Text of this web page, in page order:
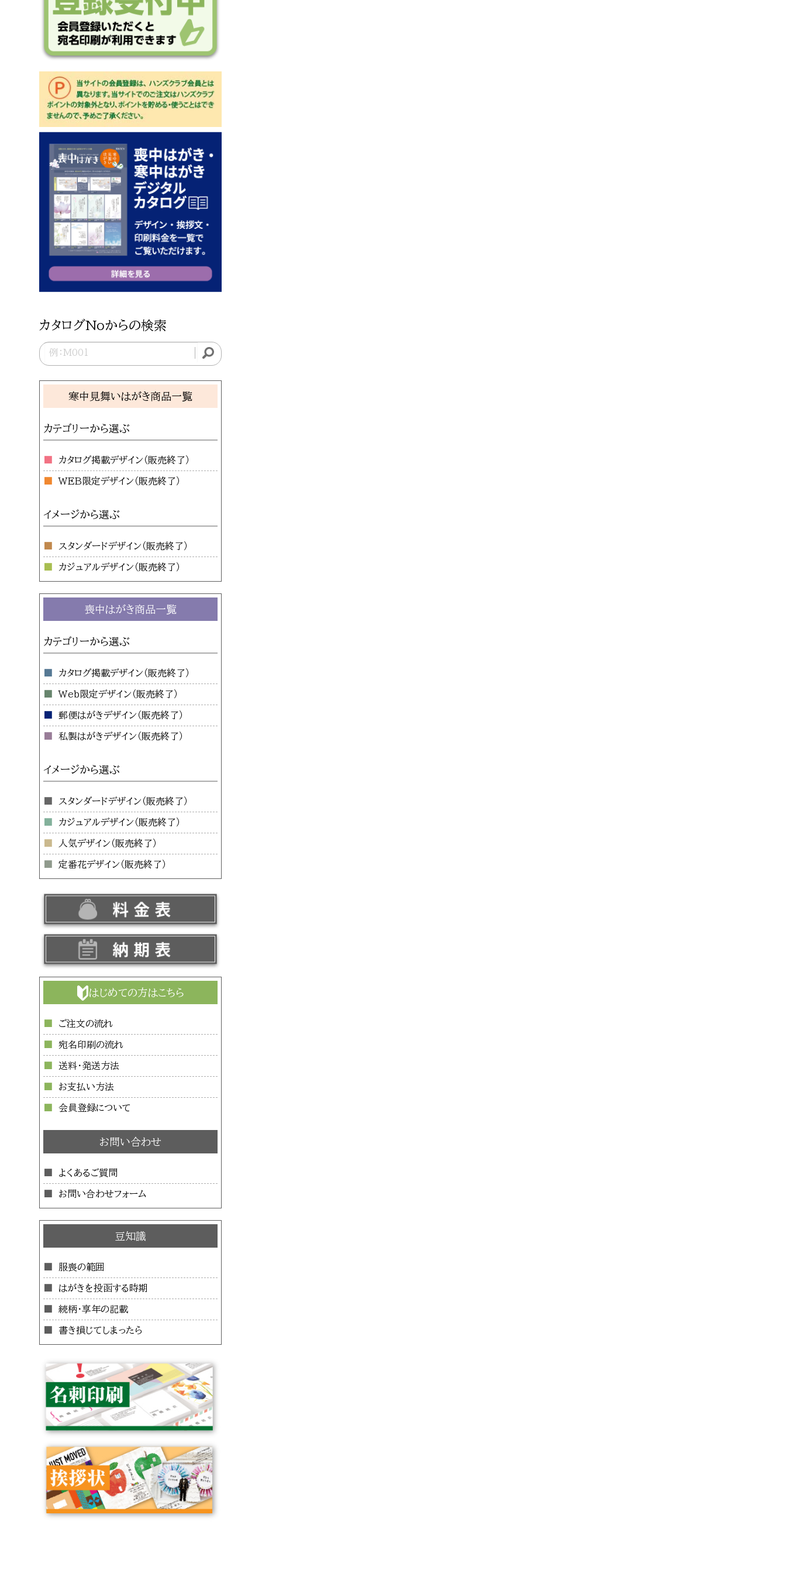
カタログNoからの検索
寒中見舞いはがき商品一覧
カテゴリーから選ぶ
カタログ掲載デザイン
WEB限定デザイン
イメージから選ぶ
スタンダードデザイン
カジュアルデザイン
喪中はがき商品一覧
カテゴリーから選ぶ
カタログ掲載デザイン
Web限定デザイン
郵便はがきデザイン
私製はがきデザイン
イメージから選ぶ
スタンダードデザイン
カジュアルデザイン
人気デザイン
定番花デザイン
はじめての方はこちら
ご注文の流れ
宛名印刷の流れ
送料・発送方法
お支払い方法
会員登録について
お問い合わせ
よくあるご質問
お問い合わせフォーム
豆知識
服喪の範囲
はがきを投函する時期
続柄・享年の記載
書き損じてしまったら